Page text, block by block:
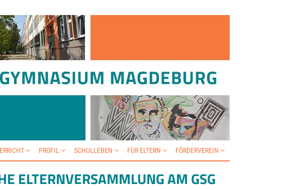
PROFIL SCHULLEBEN FÜR ELTERN FÖRDERVEREIN
ELTERNVERSAMMLUNG AM GSG